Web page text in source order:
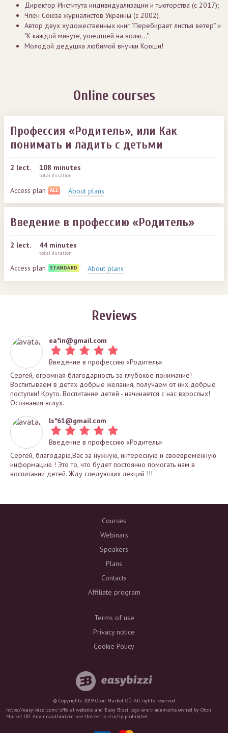
Директор Института индивидуализации и тьюторства (с 2017);
Член Союза журналистов Украины (с 2002);
Автор двух художественных книг "Перебирает листья ветер" и
"К каждой минуте, ушедшей на волю...";
Молодой дедушка любимой внучки Ксюши!
Online courses
Профессия «Родитель», или Как
понимать и ладить с детьми
2 lect. 108 minutes
total duration
Access plan ALL About plans
Введение в профессию «Родитель»
2 lect. 44 minutes
total duration
Access plan STANDARD About plans
Reviews
ea*in@gmail.com
Введение в профессию «Родитель»
Cергей, огромная благодарность за глубокое понимание!
Воспитываем в детях добрые желания, получаем от них добрые
поступки! Круто. Воспитание детей - начинается с нас взрослых!
Осознания вслух.
ls*61@gmail.com
Введение в профессию «Родитель»
Сергей, благодарю,Вас за нужную, интересную и своевременную
информацию ! Это то, что будет постоянно помогать нам в
воспитании детей. Жду следующих лекций !!!
Courses
Webinars
Speakers
Plans
Contacts
Affiliate program
Terms of use
Privacy notice
Cookie Policy
© Copyrights 2019 Oton Market OÜ. All rights reserved
https://easy-bizzi.com/ official website and ‘Easy Bizzi’ logo are trademarks owned by Oton
Market OÜ. Any unauthorized use thereof is strictly prohibited.